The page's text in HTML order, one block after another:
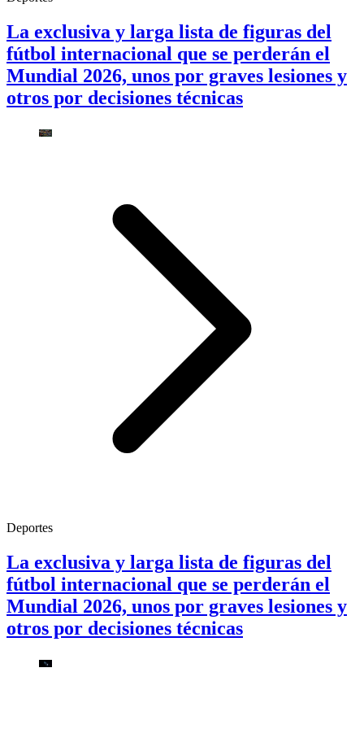
La exclusiva y larga lista de figuras del
fútbol internacional que se perderán el
Mundial 2026, unos por graves lesiones y
otros por decisiones técnicas
Deportes
La exclusiva y larga lista de figuras del
fútbol internacional que se perderán el
Mundial 2026, unos por graves lesiones y
otros por decisiones técnicas